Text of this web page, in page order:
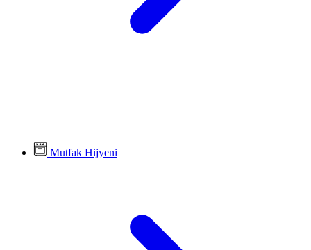
Mutfak Hijyeni